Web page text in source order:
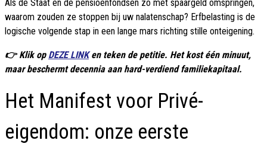
Als de Staat en de pensioenfondsen zo met spaargeld omspringen,
waarom zouden ze stoppen bij uw nalatenschap? Erfbelasting is de
logische volgende stap in een lange mars richting stille onteigening.
👉 Klik op DEZE LINKen teken de petitie. Het kost één minuut,
maar beschermt decennia aan hard-verdiend familiekapitaal.
Het Manifest voor Privé-
eigendom: onze eerste